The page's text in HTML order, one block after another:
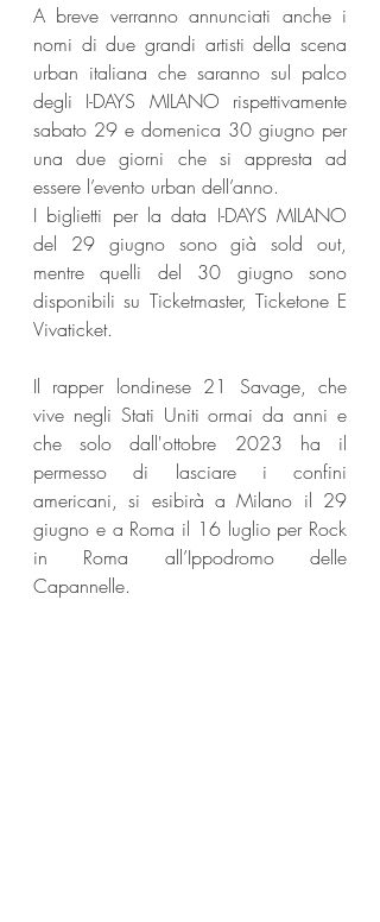
A breve verranno annunciati anche i
nomi di due grandi artisti della scena
urban italiana che saranno sul palco
degli I-DAYS MILANO rispettivamente
sabato 29 e domenica 30 giugno per
una due giorni che si appresta ad
essere l’evento urban dell’anno.
I biglietti per la data I-DAYS MILANO
del 29 giugno sono già sold out,
mentre quelli del 30 giugno sono
disponibili su Ticketmaster, Ticketone E
Vivaticket.
Il rapper londinese 21 Savage, che
vive negli Stati Uniti ormai da anni e
che solo dall'ottobre 2023 ha il
permesso di lasciare i confini
americani, si esibirà a Milano il 29
giugno e a Roma il 16 luglio per Rock
in Roma all’Ippodromo delle
Capannelle.